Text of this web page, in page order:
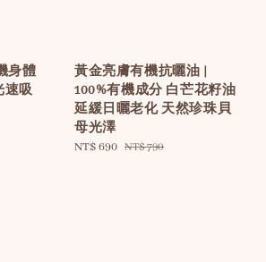
身體
速吸
黃金亮膚有機抗曬油 |
100%有機成分 白芒花籽油
延緩日曬老化 天然珍珠貝
母光澤
Sale
NT$ 690 Regular
NT$ 790